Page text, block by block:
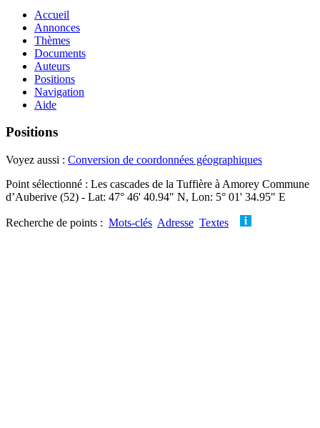
Accueil
Annonces
Thèmes
Documents
Auteurs
Positions
Navigation
Aide
Positions
Voyez aussi : Conversion de coordonnées géographiques
Point sélectionné : Les cascades de la Tuffière à Amorey Commune
d’Auberive (52) - Lat: 47° 46' 40.94" N, Lon: 5° 01' 34.95" E
Recherche de points : Mots-clés Adresse Textes